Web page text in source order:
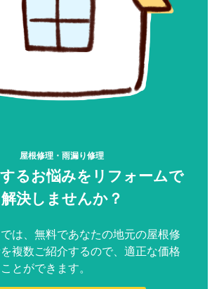
屋根修理・雨漏り修理
るお悩みをリフォームで
解決しませんか？
は、無料であなたの地元の屋根修
複数ご紹介するので、適正な価格
とができます。